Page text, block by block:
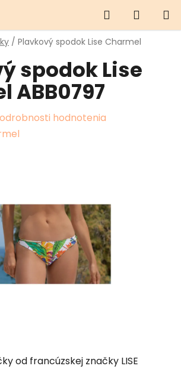
Hľadať
KOŠÍK
/ Plavkový spodok Lise Charmel
od francúzskej značky LISE
spodok Lise
ABB0797
hodnotenia